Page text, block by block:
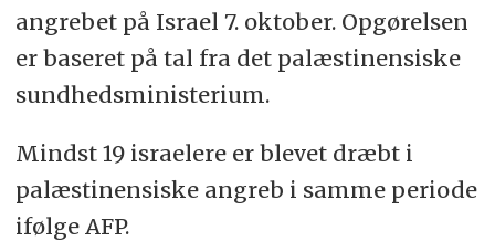
angrebet på Israel 7. oktober. Opgørelsen
er baseret på tal fra det palæstinensiske
sundhedsministerium.
Mindst 19 israelere er blevet dræbt i
palæstinensiske angreb i samme periode
ifølge AFP.